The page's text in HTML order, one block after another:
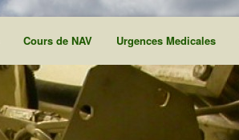
Cours de NAV Urgences Medicales